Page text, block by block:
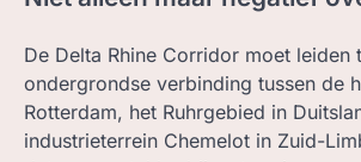
De Delta Rhine Corridor moet leiden
ondergrondse verbinding tussen de
Rotterdam, het Ruhrgebied in
industrieterrein Chemelot in Zuid-